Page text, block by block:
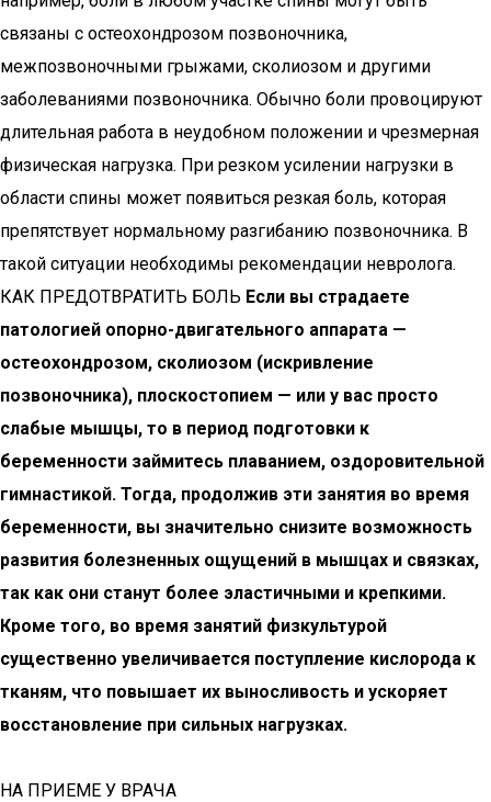
связаны с остеохондрозом позвоночника,
межпозвоночными грыжами, сколиозом и другими
заболеваниями позвоночника. Обычно боли провоцируют
длительная работа в неудобном положении и чрезмерная
физическая нагрузка. При резком усилении нагрузки в
области спины может появиться резкая боль, которая
препятствует нормальному разгибанию позвоночника. В
такой ситуации необходимы рекомендации невролога.
КАК ПРЕДОТВРАТИТЬ БОЛЬ Если вы страдаете
патологией опорно-двигательного аппарата —
остеохондрозом, сколиозом (искривление
позвоночника), плоскостопием — или у вас просто
слабые мышцы, то в период подготовки к
беременности займитесь плаванием, оздоровительной
гимнастикой. Тогда, продолжив эти занятия во время
беременности, вы значительно снизите возможность
развития болезненных ощущений в мышцах и связках,
так как они станут более эластичными и крепкими.
Кроме того, во время занятий физкультурой
существенно увеличивается поступление кислорода к
тканям, что повышает их выносливость и ускоряет
восстановление при сильных нагрузках.
НА ПРИЕМЕ У ВРАЧА